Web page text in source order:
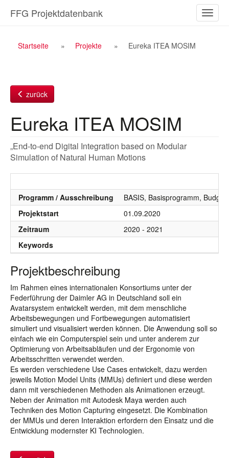
Inhalt
ein-/
FFG Projektdatenbank
Breadcrumb
Startseite Projekte Eureka ITEA MOSIM
zurück
Eureka ITEA MOSIM
„End-to-end Digital Integration based on Modular
Simulation of Natural Human Motions
Programm / Ausschreibung
BASIS, Basisprogramm,
Projektstart
01.09.2020
Zeitraum
2020 - 2021
Keywords
Projektbeschreibung
Im Rahmen eines internationalen Konsortiums unter der
Federführung der Daimler AG in Deutschland soll ein
Avatarsystem entwickelt werden, mit dem menschliche
Arbeitsbewegungen und Fortbewegungen automatisiert
simuliert und visualisiert werden können. Die Anwendung soll so
einfach wie ein Computerspiel sein und unter anderem zur
Optimierung von Arbeitsabläufen und der Ergonomie von
Arbeitsschritten verwendet werden.
Es werden verschiedene Use Cases entwickelt, dazu werden
jeweils Motion Model Units (MMUs) definiert und diese werden
dann mit verschiedenen Methoden als Animationen erzeugt.
Neben der Animation mit Autodesk Maya werden auch
Techniken des Motion Capturing eingesetzt. Die Kombination
der MMUs und deren Interaktion erfordern den Einsatz und die
Entwicklung modernster KI Technologien.